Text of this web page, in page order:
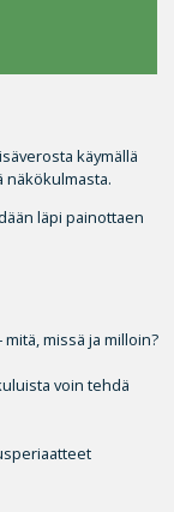
käymällä
näkökulmasta.
läpi painottaen
mitä, missä ja milloin?
voin tehdä